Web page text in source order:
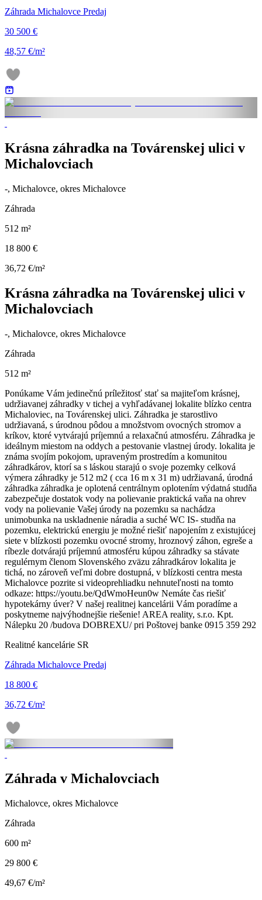
Záhrada Michalovce Predaj
30 500 €
48,57 €/m²
Krásna záhradka na Továrenskej ulici v
Michalovciach
-, Michalovce, okres Michalovce
Záhrada
512 m²
18 800 €
36,72 €/m²
Krásna záhradka na Továrenskej ulici v
Michalovciach
-, Michalovce, okres Michalovce
Záhrada
512 m²
Ponúkame Vám jedinečnú príležitosť stať sa majiteľom krásnej,
udržiavanej záhradky v tichej a vyhľadávanej lokalite blízko centra
Michaloviec, na Továrenskej ulici. Záhradka je starostlivo
udržiavaná, s úrodnou pôdou a množstvom ovocných stromov a
kríkov, ktoré vytvárajú príjemnú a relaxačnú atmosféru. Záhradka je
ideálnym miestom na oddych a pestovanie vlastnej úrody. lokalita je
známa svojím pokojom, upraveným prostredím a komunitou
záhradkárov, ktorí sa s láskou starajú o svoje pozemky celková
výmera záhradky je 512 m2 ( cca 16 m x 31 m) udržiavaná, úrodná
záhradka záhradka je oplotená centrálnym oplotením výdatná studňa
zabezpečuje dostatok vody na polievanie praktická vaňa na ohrev
vody na polievanie Vašej úrody na pozemku sa nachádza
unimobunka na uskladnenie náradia a suché WC IS- studňa na
pozemku, elektrickú energiu je možné riešiť napojením z existujúcej
siete v blízkosti pozemku ovocné stromy, hroznový záhon, egreše a
ríbezle dotvárajú príjemnú atmosféru kúpou záhradky sa stávate
regulérnym členom Slovenského zväzu záhradkárov lokalita je
tichá, no zároveň veľmi dobre dostupná, v blízkosti centra mesta
Michalovce pozrite si videoprehliadku nehnuteľnosti na tomto
odkaze: https://youtu.be/QdWmoHeun0w Nemáte čas riešiť
hypotekárny úver? V našej realitnej kancelárii Vám poradíme a
poskytneme najvýhodnejšie riešenie! AREA reality, s.r.o. Kpt.
Nálepku 20 /budova DOBREXU/ pri Poštovej banke 0915 359 292
Realitné kancelárie SR
Záhrada Michalovce Predaj
18 800 €
36,72 €/m²
Záhrada v Michalovciach
Michalovce, okres Michalovce
Záhrada
600 m²
29 800 €
49,67 €/m²